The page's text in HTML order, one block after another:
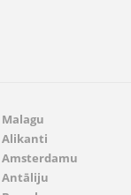
Malagu
Alikanti
Amsterdamu
Antāliju